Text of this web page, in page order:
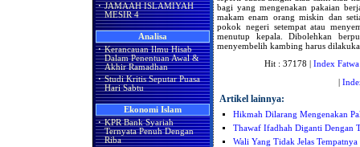
· JAMAAH ISLAMIYAH
MESIR 4
Analisa
· Kerancauan Ilmu Hisab
Dalam Penentuan Awal &
Akhir Ramadhan
· Studi Kritis Seputar Puasa
Hari Sabtu
Ekonomi Islam
· KPR Bank Syariah
Ternyata Penuh Dengan
Riba
bagi yang mengenakan pakaian
makam enam orang miskin dan
pokok negeri setempat atau
menutup kepala. Dibolehkan
menyembelih kambing harus
Hit : 37178 | Index Fatwa
|
Artikel lainnya:
Hikmah Dilarang Mengenakan
Thawaf Ifadhah Diganti Dengan
Wali Yang Tidak Jelas Tempatnya